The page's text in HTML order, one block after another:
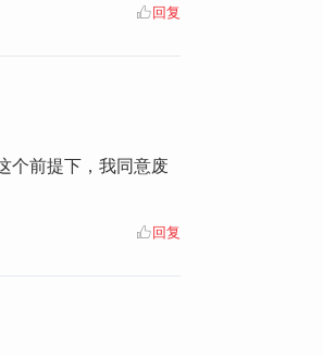
回复
个前提下，我同意废
回复